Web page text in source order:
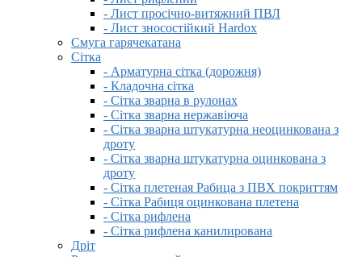
- Лист просічно-витяжний ПВЛ
- Лист зносостійкий Hardox
Смуга гарячекатана
Сітка
- Арматурна сітка (дорожня)
- Кладочна сітка
- Сітка зварна в рулонах
- Сітка зварна нержавіюча
- Сітка зварна штукатурна неоцинкована з
дроту
- Сітка зварна штукатурна оцинкована з
дроту
- Сітка плетеная Рабица з ПВХ покриттям
- Сітка Рабиця оцинкована плетена
- Сітка рифлена
- Сітка рифлена канилирована
Дріт